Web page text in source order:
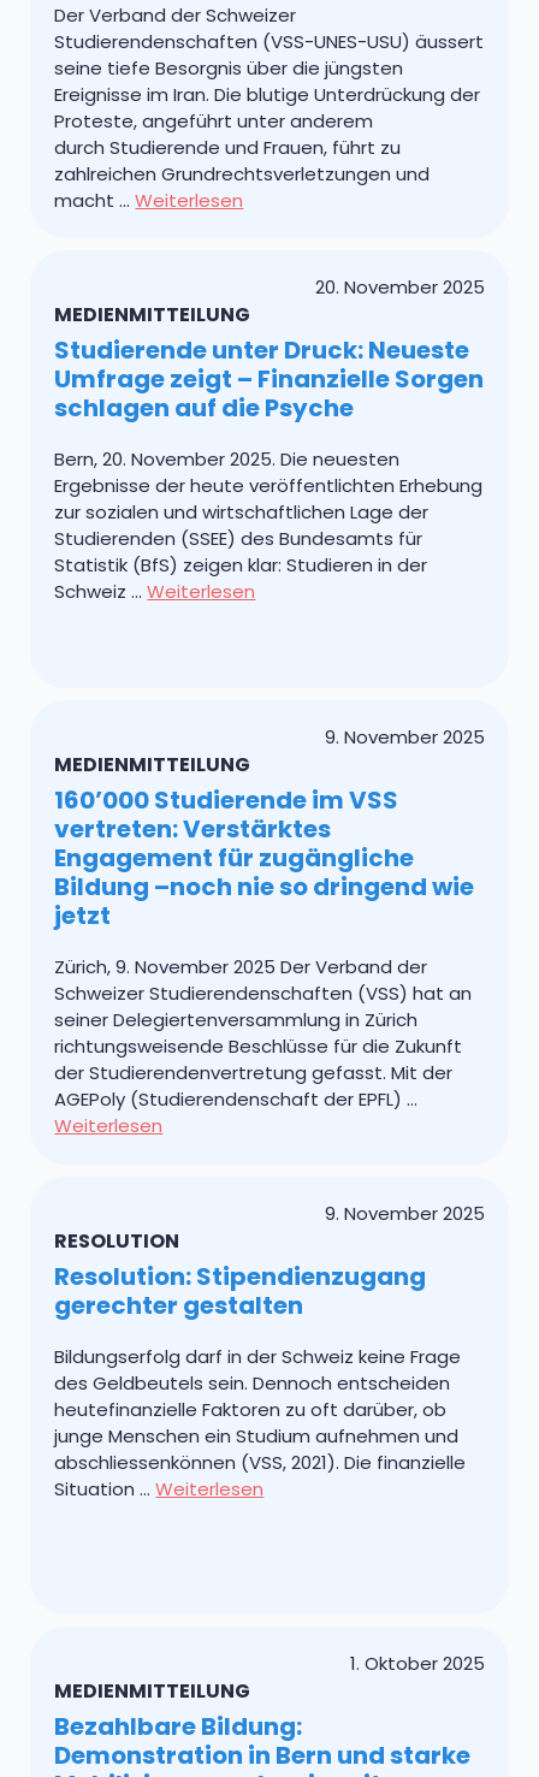
Der Verband der Schweizer
Studierendenschaften (VSS-UNES-USU) äussert
seine tiefe Besorgnis über die jüngsten
Ereignisse im Iran. Die blutige Unterdrückung der
Proteste, angeführt unter anderem
durch Studierende und Frauen, führt zu
zahlreichen Grundrechtsverletzungen und
macht …Weiterlesen
20. November 2025
MEDIENMITTEILUNG
Studierende unter Druck: Neueste
Umfrage zeigt – Finanzielle Sorgen
schlagen auf die Psyche
Bern, 20. November 2025. Die neuesten
Ergebnisse der heute veröffentlichten Erhebung
zur sozialen und wirtschaftlichen Lage der
Studierenden (SSEE) des Bundesamts für
Statistik (BfS) zeigen klar: Studieren in der
Schweiz …Weiterlesen
9. November 2025
MEDIENMITTEILUNG
160’000 Studierende im VSS
vertreten: Verstärktes
Engagement für zugängliche
Bildung –noch nie so dringend wie
jetzt
Zürich, 9. November 2025 Der Verband der
Schweizer Studierendenschaften (VSS) hat an
seiner Delegiertenversammlung in Zürich
richtungsweisende Beschlüsse für die Zukunft
der Studierendenvertretung gefasst. Mit der
AGEPoly (Studierendenschaft der EPFL) …
Weiterlesen
9. November 2025
RESOLUTION
Resolution: Stipendienzugang
gerechter gestalten
Bildungserfolg darf in der Schweiz keine Frage
des Geldbeutels sein. Dennoch entscheiden
heutefinanzielle Faktoren zu oft darüber, ob
junge Menschen ein Studium aufnehmen und
abschliessenkönnen (VSS, 2021). Die finanzielle
Situation …Weiterlesen
1. Oktober 2025
MEDIENMITTEILUNG
Bezahlbare Bildung:
Demonstration in Bern und starke